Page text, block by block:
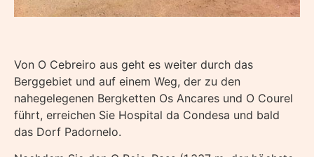
Von O Cebreiro aus geht es weiter durch das
Berggebiet und auf einem Weg, der zu den
nahegelegenen Bergketten Os Ancares und O Courel
führt, erreichen Sie Hospital da Condesa und bald
das Dorf Padornelo.